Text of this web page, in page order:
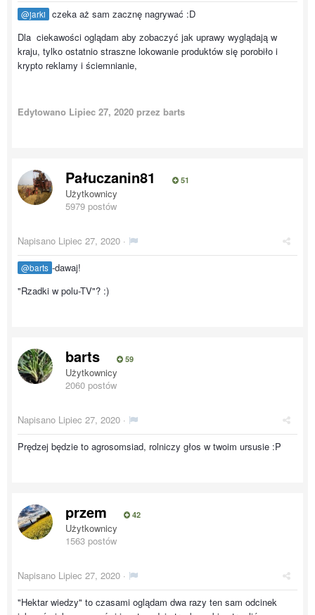
@jarki
czeka aż sam zacznę nagrywać :D
Dla ciekawości oglądam aby zobaczyć jak uprawy wyglądają w
kraju, tylko ostatnio straszne lokowanie produktów się porobiło i
krypto reklamy i ściemnianie,
Edytowano Lipiec 27, 2020 przez barts
Pałuczanin81 51
Użytkownicy
5979 postów
Napisano Lipiec 27, 2020 ·
@barts -dawaj!
"Rzadki w polu-TV"? :)
barts 59
Użytkownicy
2060 postów
Napisano Lipiec 27, 2020 ·
Prędzej będzie to agrosomsiad, rolniczy głos w twoim ursusie :P
przem 42
Użytkownicy
1563 postów
Napisano Lipiec 27, 2020 ·
"Hektar wiedzy" to czasami oglądam dwa razy ten sam odcinek